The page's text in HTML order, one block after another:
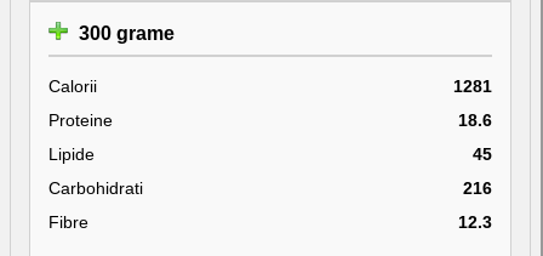
300 grame
Calorii
1281
Proteine
18.6
Lipide
45
Carbohidrati
216
Fibre
12.3